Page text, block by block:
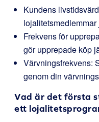
Kundens
Frekvens för
gör upprepade köp
Värvningsfrekvens:
genom din
Vad är det första
ett